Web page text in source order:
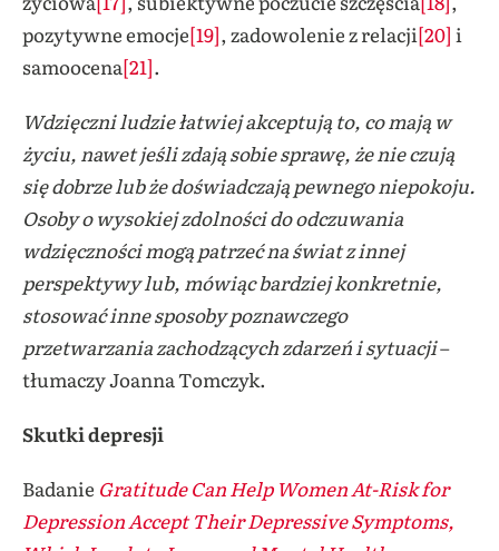
pozytywne emocje[19], zadowolenie z relacji[20] i
samoocena[21].
Wdzięczni ludzie łatwiej akceptują to, co mają w
życiu, nawet jeśli zdają sobie sprawę, że nie czują
się dobrze lub że doświadczają pewnego niepokoju.
Osoby o wysokiej zdolności do odczuwania
wdzięczności mogą patrzeć na świat z innej
perspektywy lub, mówiąc bardziej konkretnie,
stosować inne sposoby poznawczego
przetwarzania zachodzących zdarzeń i sytuacji–
tłumaczy Joanna Tomczyk.
Skutki depresji
Badanie Gratitude Can Help Women At-Risk for
Depression Accept Their Depressive Symptoms,